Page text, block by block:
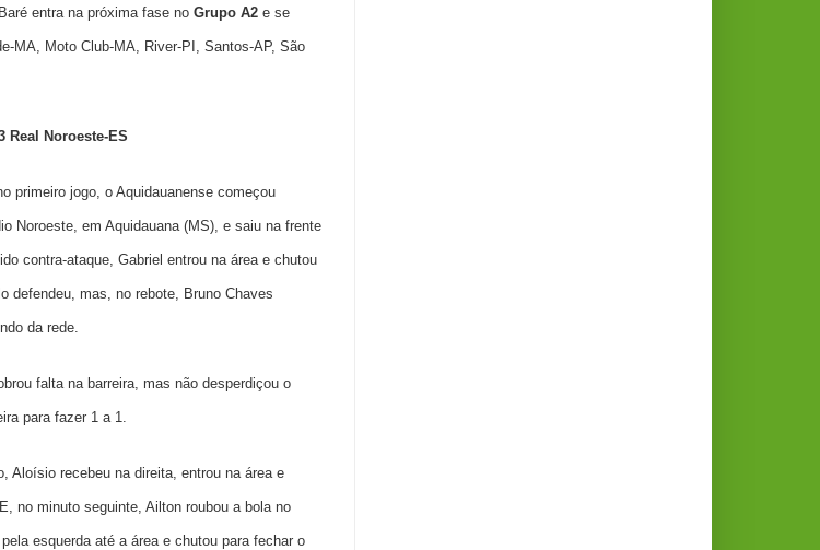
entra na próxima fase no Grupo A2 e se
MA, Moto Club-MA, River-PI, Santos-AP, São
Real Noroeste-ES
primeiro jogo, o Aquidauanense começou
Noroeste, em Aquidauana (MS), e saiu na frente
contra-ataque, Gabriel entrou na área e chutou
defendeu, mas, no rebote, Bruno Chaves
da rede.
falta na barreira, mas não desperdiçou o
para fazer 1 a 1.
Aloísio recebeu na direita, entrou na área e
no minuto seguinte, Ailton roubou a bola no
esquerda até a área e chutou para fechar o